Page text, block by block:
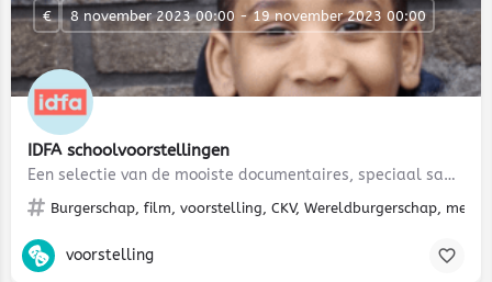
IDFA schoolvoorstellingen
Een selectie van de mooiste documentaires, speciaal samengesteld voor het onderwijs.
Burgerschap, film, voorstelling, CKV, Wereldburgerschap,
€ 8 november 2023 00:00 - 19 november 2023 00:00
voorstelling